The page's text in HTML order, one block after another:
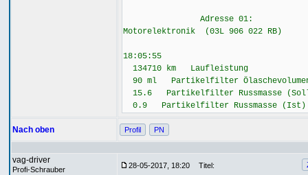
Adresse 01:
Motorelektronik (03L 906 022 RB)
18:05:55
134710 km Laufleistung
90 ml Partikelfilter
15.6 Partikelfilter Russmasse
0.9 Partikelfilter Russmasse (Ist)
Nach oben Profil PN
vag-driver
Profi-Schrauber 28-05-2017, 18:20 Titel: